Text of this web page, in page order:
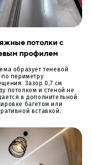
потолки с
профилем
образует теневой
по периметру
Зазор 0,7 см
потолком и стеной не
в дополнительной
багетом или
вставкой.